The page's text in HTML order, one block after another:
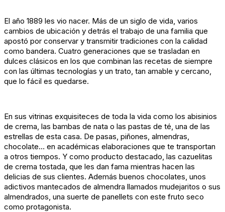
El año 1889 les vio nacer. Más de un siglo de vida, varios
cambios de ubicación y detrás el trabajo de una familia que
apostó por conservar y transmitir tradiciones con la calidad
como bandera. Cuatro generaciones que se trasladan en
dulces clásicos en los que combinan las recetas de siempre
con las últimas tecnologías y un trato, tan amable y cercano,
que lo fácil es quedarse.
En sus vitrinas exquisiteces de toda la vida como los abisinios
de crema, las bambas de nata o las pastas de té, una de las
estrellas de esta casa. De pasas, piñones, almendras,
chocolate… en académicas elaboraciones que te transportan
a otros tiempos. Y como producto destacado, las cazuelitas
de crema tostada, que les dan fama mientras hacen las
delicias de sus clientes. Además buenos chocolates, unos
adictivos mantecados de almendra llamados mudejaritos o sus
almendrados, una suerte de panellets con este fruto seco
como protagonista.